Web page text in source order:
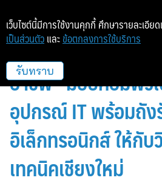
ซินเน็คฯ เดินสาย “ปั้น
อาชีพ” มอบคอมพิว
อุปกรณ์ IT พร้อมถัง
อิเล็กทรอนิกส์ ให้กั
เทคนิคเชียงใหม่
เว็บไซต์นี้มีการใช้งานคุกกี้ ศึกษารายละเอีย
เป็นส่วนตัว และ ข้อตกลงการใช้บริการ
รับทราบ